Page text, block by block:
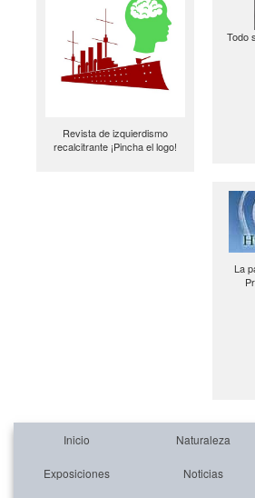
Revista de izquierdismo
recalcitrante ¡Pincha el logo!
Todo
La
Inicio Naturaleza
Exposiciones Noticias